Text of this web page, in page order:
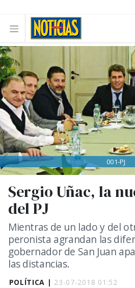
POLÍTICA | 23-07-2018 01:52
Sergio Uñac, la
del PJ
Mientras de un lado y del
peronista agrandan las
gobernador de San Juan
las distancias.
001-PJ